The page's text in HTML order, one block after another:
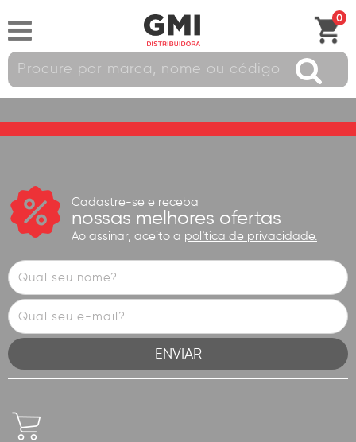
0
Cadastre-se e receba
nossas melhores ofertas
Ao assinar, aceito a política de privacidade.